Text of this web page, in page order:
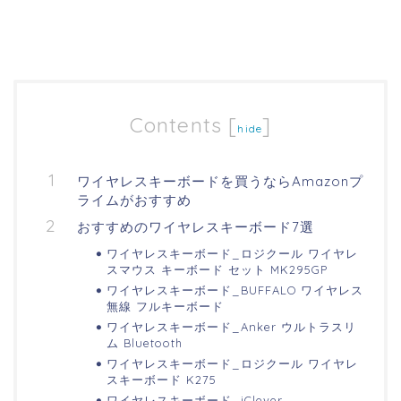
Contents [ hide]
ワイヤレスキーボードを買うならAmazonプ
ライムがおすすめ
おすすめのワイヤレスキーボード7選
ワイヤレスキーボード_ロジクール ワイヤレ
スマウス キーボード セット MK295GP
ワイヤレスキーボード_BUFFALO ワイヤレス
無線 フルキーボード
ワイヤレスキーボード_Anker ウルトラスリ
ム Bluetooth
ワイヤレスキーボード_ロジクール ワイヤレ
スキーボード K275